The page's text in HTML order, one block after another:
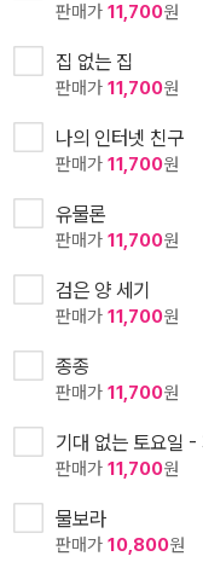
판매가 11,700원
집 없는 집
판매가 11,700원
나의 인터넷 친구
판매가 11,700원
유물론
판매가 11,700원
검은 양 세기
판매가 11,700원
종종
판매가 11,700원
기대 없는 토요일
판매가 11,700원
물보라
판매가 10,800원